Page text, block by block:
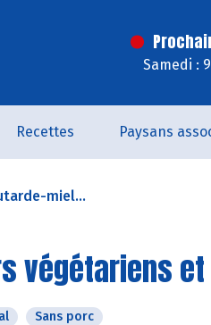
Samedi :
Recettes Paysans
miel...
végétariens
Sans porc